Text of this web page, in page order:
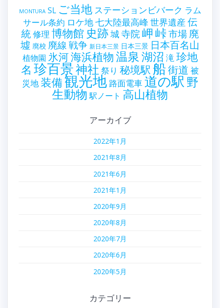
MONTURA SL ご当地 ステーションビバーク ラム
サール条約 ロケ地七大陸最高峰 世界遺産 伝
統修理 博物館 史跡城寺院岬峠市場 廃
墟 廃校 廃線戦争 新日本三景 日本三景 日本百名山
植物園 氷河海浜植物温泉湖沼 滝 珍地
名 珍百景神社 祭り 秘境駅 船街道 被
災地 装備観光地 路面電車道の駅 野
生動物 駅ノート 高山植物
アーカイブ
2022年1月
2021年8月
2021年6月
2021年1月
2020年9月
2020年8月
2020年7月
2020年6月
2020年5月
カテゴリー